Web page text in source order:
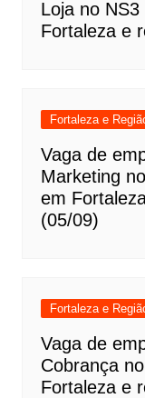
Loja no
Fortaleza e
Fortaleza e
Vaga de
Marketing
em
(05/09)
Fortaleza e
Vaga de
Cobrança
Fortaleza e